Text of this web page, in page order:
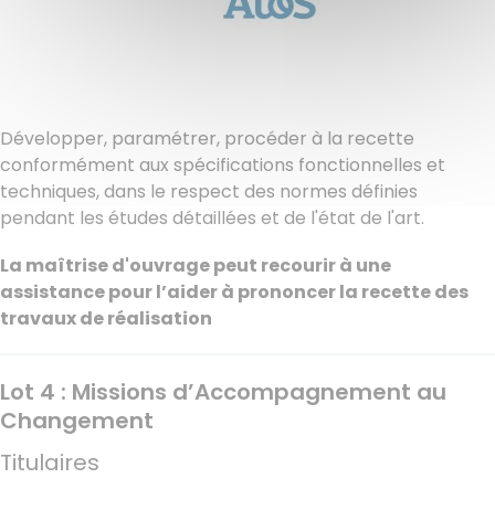
Développer, paramétrer, procéder à la recette
conformément aux spécifications fonctionnelles et
techniques, dans le respect des normes définies
pendant les études détaillées et de l'état de l'art.
La maîtrise d'ouvrage peut recourir à une
assistance pour l’aider à prononcer la recette des
travaux de réalisation
Lot 4 : Missions d’Accompagnement au
Changement
Titulaires